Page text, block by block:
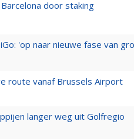
door staking
'op naar nieuwe fase van
route vanaf Brussels Airport
langer weg uit Golfregio